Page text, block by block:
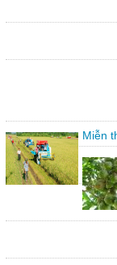
Miễn